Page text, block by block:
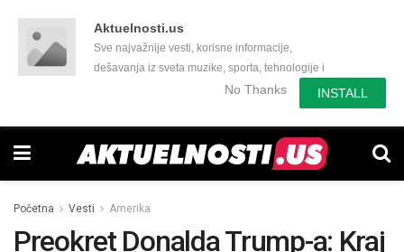
Aktuelnosti.us
Sve najvažnije vesti, korisne informacije,
dešavanja iz sveta muzike, sporta, tehnologije i
još mnogo toga zanimljivog.No Thanks INSTALL
Početna Vesti Amerika
Preokret Donalda Trump-a: Kraj